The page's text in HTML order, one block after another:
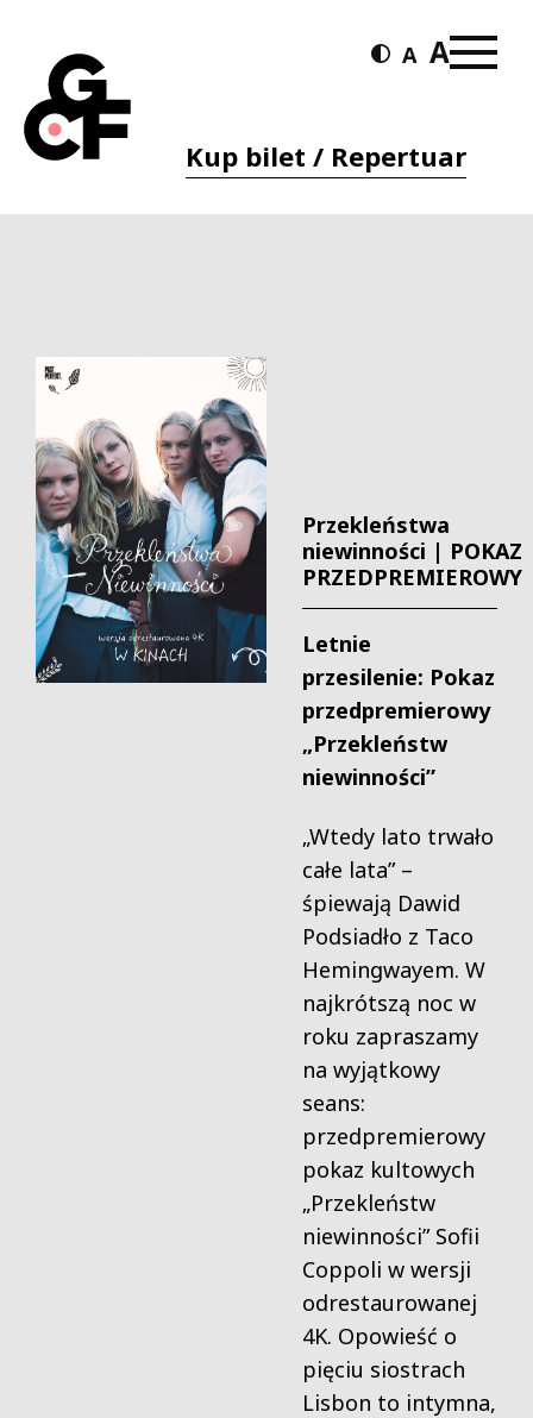
Kup bilet / Repertuar
Przekleństwa
niewinności | POKAZ
PRZEDPREMIEROWY
Letnie
przesilenie: Pokaz
przedpremierowy
„Przekleństw
niewinności”
„Wtedy lato trwało
całe lata” –
śpiewają Dawid
Podsiadło z Taco
Hemingwayem. W
najkrótszą noc w
roku zapraszamy
na wyjątkowy
seans:
przedpremierowy
pokaz kultowych
„Przekleństw
niewinności” Sofii
Coppoli w wersji
odrestaurowanej
4K. Opowieść o
pięciu siostrach
Lisbon to intymna,